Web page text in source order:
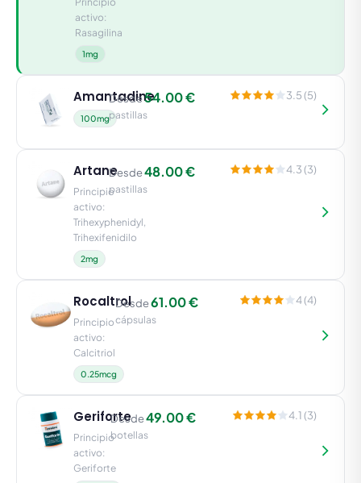
activo:
Rasagilina
1mg
Amantadine
100mg
Desde54.00 €
pastillas
3.5 (5)
Artane
Principio
activo:
Trihexyphenidyl,
Trihexifenidilo
2mg
Desde48.00 €
pastillas
4.3 (3)
Rocaltrol
Principio
activo:
Calcitriol
0.25mcg
Desde61.00 €
cápsulas
4 (4)
Geriforte
Principio
activo:
Geriforte
Desde49.00 €
botellas
4.1 (3)